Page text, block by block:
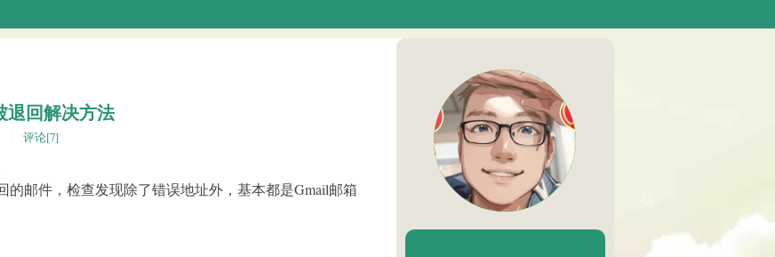
退回解决方法
评论[7]
的邮件，检查发现除了错误地址外，基本都是Gmail邮箱
陈二Chenèr